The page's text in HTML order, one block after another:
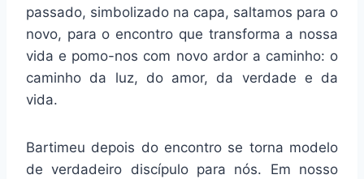
passado, simbolizado na capa, saltamos para o
novo, para o encontro que transforma a nossa
vida e pomo-nos com novo ardor a caminho: o
caminho da luz, do amor, da verdade e da
vida.
Bartimeu depois do encontro se torna modelo
de verdadeiro discípulo para nós. Em nosso